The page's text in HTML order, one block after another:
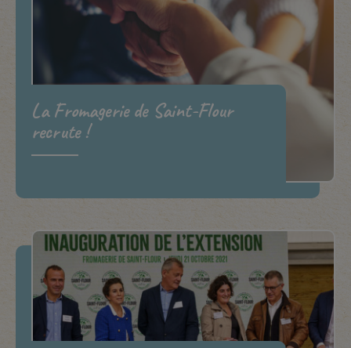
La Fromagerie de Saint-Flour
recrute !